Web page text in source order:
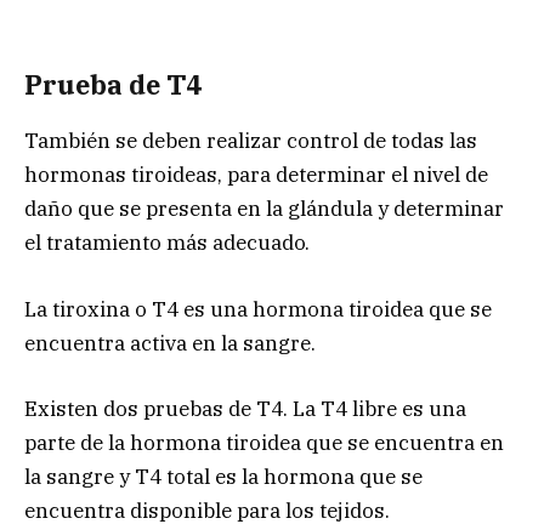
Prueba de T4
También se deben realizar control de todas las
hormonas tiroideas, para determinar el nivel de
daño que se presenta en la glándula y determinar
el tratamiento más adecuado.
La tiroxina o T4 es una hormona tiroidea que se
encuentra activa en la sangre.
Existen dos pruebas de T4. La T4 libre es una
parte de la hormona tiroidea que se encuentra en
la sangre y T4 total es la hormona que se
encuentra disponible para los tejidos.